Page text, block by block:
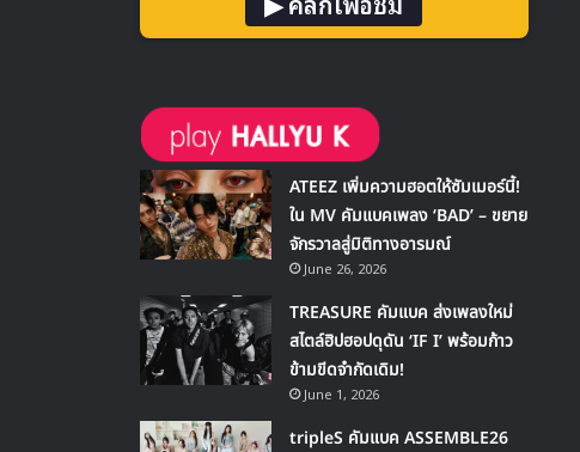
ATEEZ เพิ่มความฮอตให้ซัมเมอร์นี้!
ใน MV คัมแบคเพลง ‘BAD’ – ขยาย
จักรวาลสู่มิติทางอารมณ์
June 26, 2026
TREASURE คัมแบค ส่งเพลงใหม่
สไตล์ฮิปฮอปดุดัน ‘IF I’ พร้อมก้าว
ข้ามขีดจำกัดเดิม!
June 1, 2026
tripleS คัมแบค ASSEMBLE26